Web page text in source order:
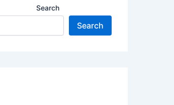
Search
Search